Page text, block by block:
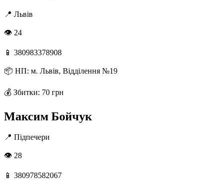
📍 Львів
👁 24
📱 380983378908
📦 НП: м. Львів, Відділення №19
💰 Збитки: 70 грн
Максим Бойчук
📍 Підпечери
👁 28
📱 380978582067